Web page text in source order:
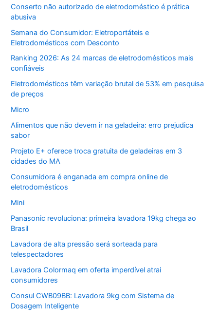
Conserto não autorizado de eletrodoméstico é prática
abusiva
Semana do Consumidor: Eletroportáteis e
Eletrodomésticos com Desconto
Ranking 2026: As 24 marcas de eletrodomésticos mais
confiáveis
Eletrodomésticos têm variação brutal de 53% em pesquisa
de preços
Micro
Alimentos que não devem ir na geladeira: erro prejudica
sabor
Projeto E+ oferece troca gratuita de geladeiras em 3
cidades do MA
Consumidora é enganada em compra online de
eletrodomésticos
Mini
Panasonic revoluciona: primeira lavadora 19kg chega ao
Brasil
Lavadora de alta pressão será sorteada para
telespectadores
Lavadora Colormaq em oferta imperdível atrai
consumidores
Consul CWB09BB: Lavadora 9kg com Sistema de
Dosagem Inteligente